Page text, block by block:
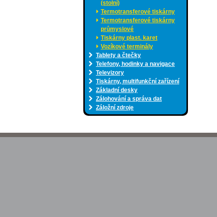
(stolní)
Termotransferové tiskárny
Termotransferové tiskárny
průmyslové
Tiskárny plast. karet
Vozíkové terminály
Tablety a čtečky
Telefony, hodinky a navigace
Televizory
Tiskárny, multifunkční zařízení
Základní desky
Zálohování a správa dat
Záložní zdroje